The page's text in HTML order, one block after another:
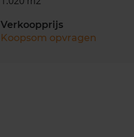
Verkoopprijs
Koopsom opvragen